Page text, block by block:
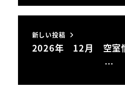
新しい投稿
2026年 12月
…